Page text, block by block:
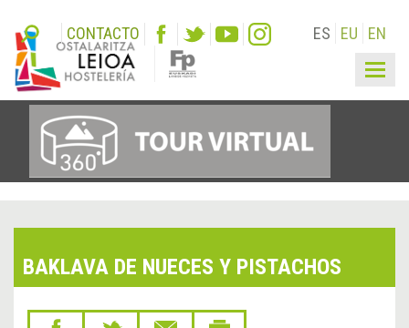
CONTACTO ES EU EN
BAKLAVA DE NUECES Y PISTACHOS